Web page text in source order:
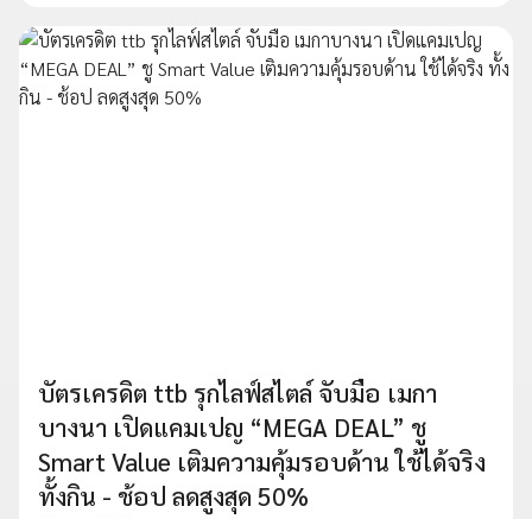
บัตรเครดิต ttb รุกไลฟ์สไตล์ จับมือ เมกา
บางนา เปิดแคมเปญ “MEGA DEAL” ชู
Smart Value เติมความคุ้มรอบด้าน ใช้ได้จริง
ทั้งกิน - ช้อป ลดสูงสุด 50%